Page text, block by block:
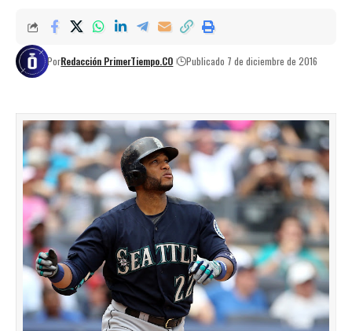
PorRedacción PrimerTiempo.CO Publicado 7 de diciembre de 2016